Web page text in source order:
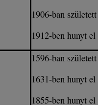
1906-ban született
1912-ben hunyt el
1596-ban született
1631-ben hunyt el
1855-ben hunyt el